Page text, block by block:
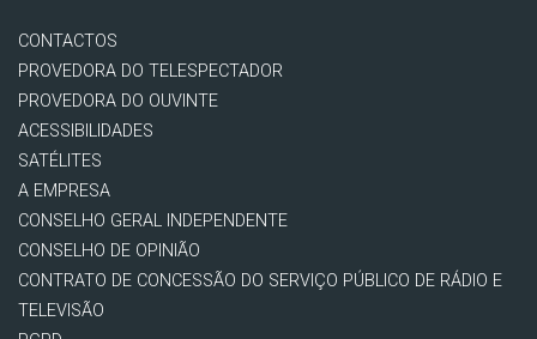
CONTACTOS
PROVEDORA DO TELESPECTADOR
PROVEDORA DO OUVINTE
ACESSIBILIDADES
SATÉLITES
A EMPRESA
CONSELHO GERAL INDEPENDENTE
CONSELHO DE OPINIÃO
CONTRATO DE CONCESSÃO DO SERVIÇO PÚBLICO DE RÁDIO E
TELEVISÃO